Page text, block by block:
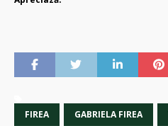
FIREA GABRIELA FIREA